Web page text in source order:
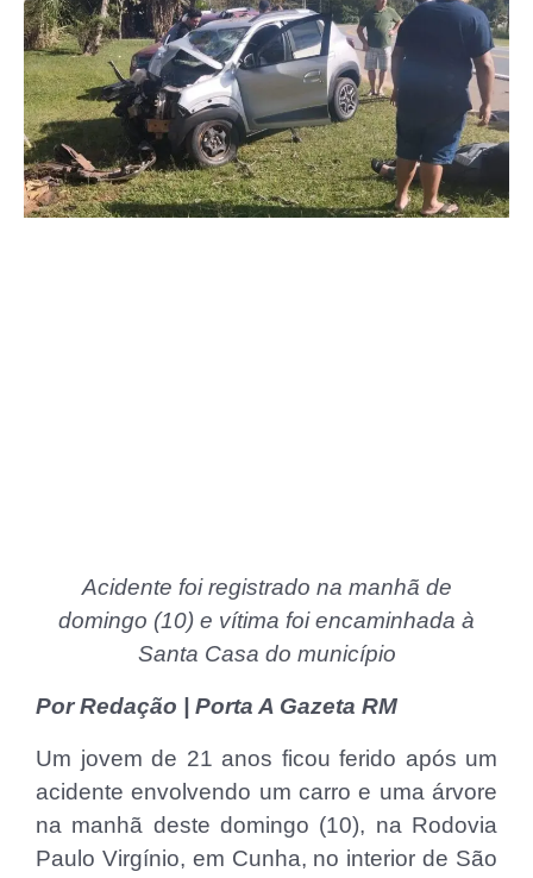
Acidente foi registrado na manhã de
domingo (10) e vítima foi encaminhada à
Santa Casa do município
Por Redação | Porta A Gazeta RM
Um jovem de 21 anos ficou ferido após um
acidente envolvendo um carro e uma árvore
na manhã deste domingo (10), na Rodovia
Paulo Virgínio, em Cunha, no interior de São